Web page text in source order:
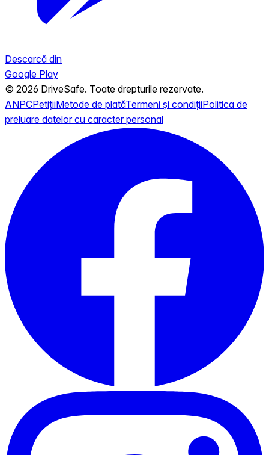
Descarcă din
Google Play
© 2026 DriveSafe. Toate drepturile rezervate.
ANPCPetițiiMetode de platăTermeni și condițiiPolitica de
preluare datelor cu caracter personal